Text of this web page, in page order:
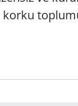
korku